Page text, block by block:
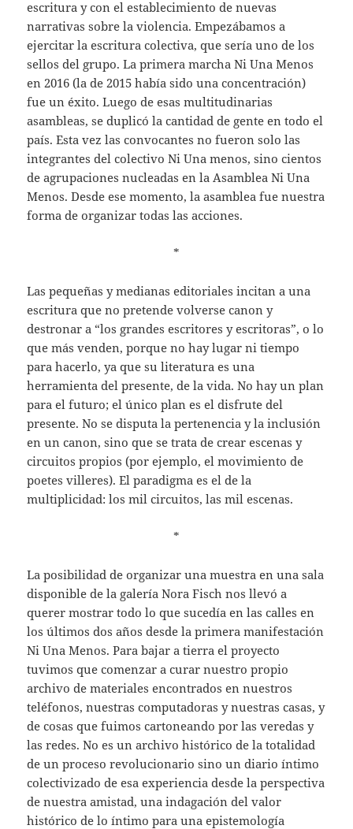
escritura y con el establecimiento de nuevas
narrativas sobre la violencia. Empezábamos a
ejercitar la escritura colectiva, que sería uno de los
sellos del grupo. La primera marcha Ni Una Menos
en 2016 (la de 2015 había sido una concentración)
fue un éxito. Luego de esas multitudinarias
asambleas, se duplicó la cantidad de gente en todo el
país. Esta vez las convocantes no fueron solo las
integrantes del colectivo Ni Una menos, sino cientos
de agrupaciones nucleadas en la Asamblea Ni Una
Menos. Desde ese momento, la asamblea fue nuestra
forma de organizar todas las acciones.
*
Las pequeñas y medianas editoriales incitan a una
escritura que no pretende volverse canon y
destronar a “los grandes escritores y escritoras”, o lo
que más venden, porque no hay lugar ni tiempo
para hacerlo, ya que su literatura es una
herramienta del presente, de la vida. No hay un plan
para el futuro; el único plan es el disfrute del
presente. No se disputa la pertenencia y la inclusión
en un canon, sino que se trata de crear escenas y
circuitos propios (por ejemplo, el movimiento de
poetes villeres). El paradigma es el de la
multiplicidad: los mil circuitos, las mil escenas.
*
La posibilidad de organizar una muestra en una sala
disponible de la galería Nora Fisch nos llevó a
querer mostrar todo lo que sucedía en las calles en
los últimos dos años desde la primera manifestación
Ni Una Menos. Para bajar a tierra el proyecto
tuvimos que comenzar a curar nuestro propio
archivo de materiales encontrados en nuestros
teléfonos, nuestras computadoras y nuestras casas, y
de cosas que fuimos cartoneando por las veredas y
las redes. No es un archivo histórico de la totalidad
de un proceso revolucionario sino un diario íntimo
colectivizado de esa experiencia desde la perspectiva
de nuestra amistad, una indagación del valor
histórico de lo íntimo para una epistemología